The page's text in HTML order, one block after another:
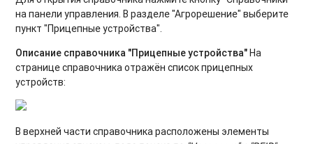
на панели управления. В разделе "Агрорешение" выберите
пункт "Прицепные устройства".
Описание справочника "Прицепные устройства"На
странице справочника отражён список прицепных
устройств:
В верхней части справочника расположены элементы